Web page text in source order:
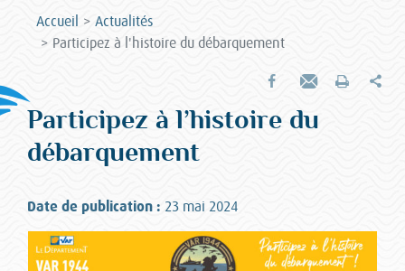
Accueil
Actualités
Participez à l'histoire du débarquement
Partager sur Facebook
Envoyer par e-mail
Imprimer
Participez à l’histoire du
débarquement
Date de publication : 23 mai 2024